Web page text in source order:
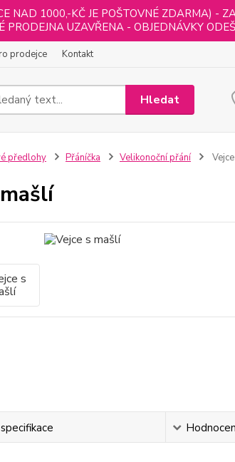
NAD 1000,-KČ JE POŠTOVNÉ ZDARMA) -
PRODEJNA UZAVŘENA - OBJEDNÁVKY
prodejce Kontakt
Hledat
předlohy Přáníčka Velikonoční přání